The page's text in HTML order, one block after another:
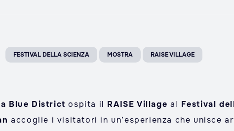
FESTIVAL DELLA SCIENZA MOSTRA RAISE VILLAGE
Blue District ospita il RAISE Village al Festival
accoglie i visitatori in un’esperienza che unisce